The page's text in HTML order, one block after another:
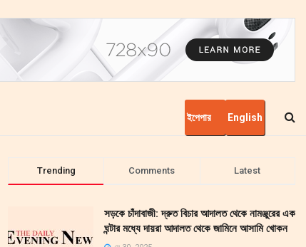
ইপেপার English
Trending Comments Latest
সড়কে চাঁদাবাজী: দ্রুত বিচার আদালত থেকে নামঞ্জুরের এক
ঘন্টার মধ্যে দায়রা আদালত থেকে জামিনে আসামি খোকন